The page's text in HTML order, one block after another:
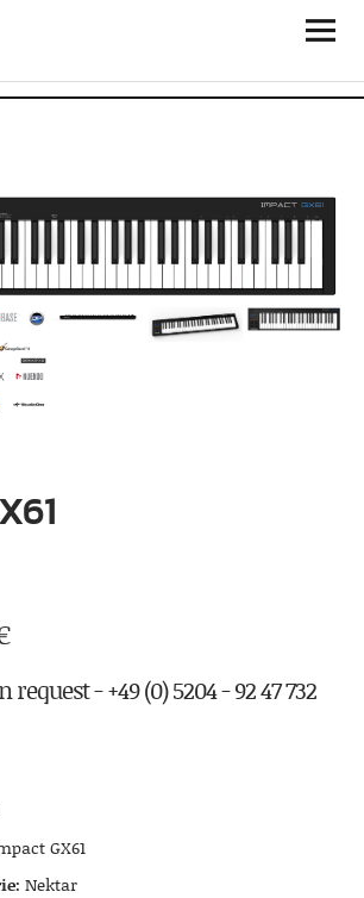
- +49 (0) 5204 - 92 47 732
GX61
Nektar